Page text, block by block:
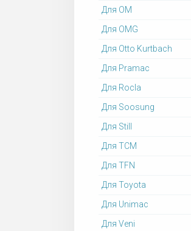
Для OM
Для OMG
Для Otto Kurtbach
Для Pramac
Для Rocla
Для Soosung
Для Still
Для TCM
Для TFN
Для Toyota
Для Unimac
Для Veni